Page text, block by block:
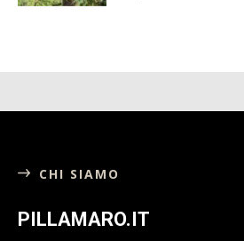
CHI SIAMO
PILLAMARO.IT